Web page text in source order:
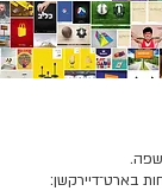
בארט־דיירקשן: